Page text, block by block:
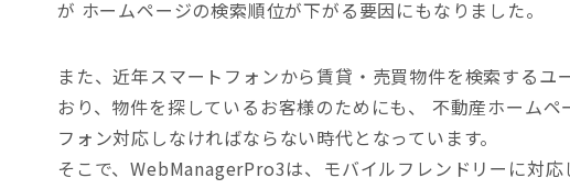
が ホームページの検索順位が下がる要因にもなりました。
また、近年スマートフォンから賃貸・売買物件を検索するユ
おり、物件を探しているお客様のためにも、 不動産ホームペ
フォン対応しなければならない時代となっています。
そこで、WebManagerPro3は、モバイルフレンドリーに対応